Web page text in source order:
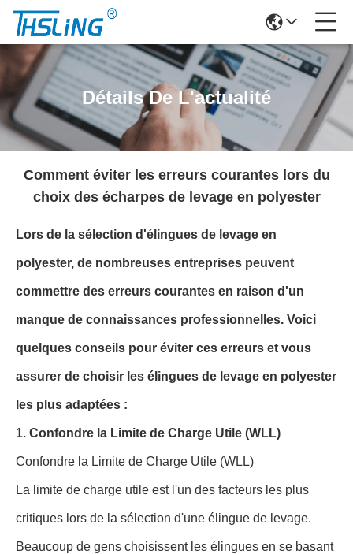
Détails De L'actualité
Comment éviter les erreurs courantes lors du
choix des écharpes de levage en polyester
Lors de la sélection d'élingues de levage en
polyester, de nombreuses entreprises peuvent
commettre des erreurs courantes en raison d'un
manque de connaissances professionnelles. Voici
quelques conseils pour éviter ces erreurs et vous
assurer de choisir les élingues de levage en polyester
les plus adaptées :
1. Confondre la Limite de Charge Utile (WLL)
Confondre la Limite de Charge Utile (WLL)
La limite de charge utile est l'un des facteurs les plus
critiques lors de la sélection d'une élingue de levage.
Beaucoup de gens choisissent les élingues en se basant